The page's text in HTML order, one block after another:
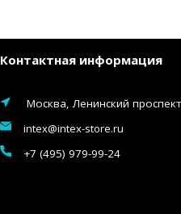
Контактная информация
Москва, Ленинский
intex@intex-store.ru
+7 (495) 979-99-24